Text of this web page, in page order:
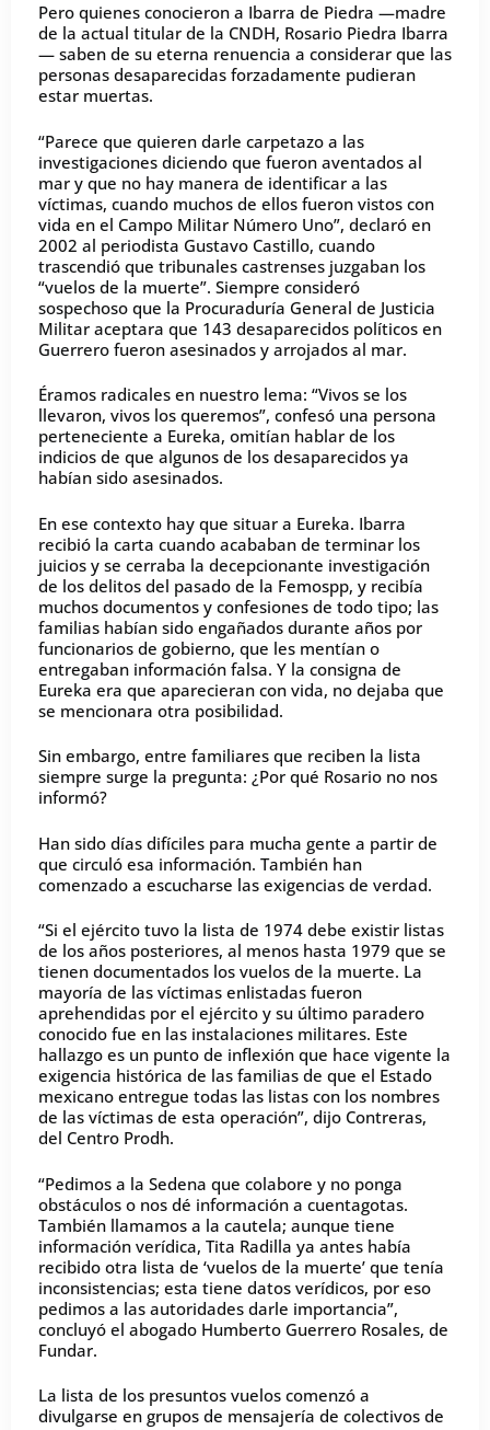
Pero quienes conocieron a Ibarra de Piedra —madre
de la actual titular de la CNDH, Rosario Piedra Ibarra
— saben de su eterna renuencia a considerar que las
personas desaparecidas forzadamente pudieran
estar muertas.
“Parece que quieren darle carpetazo a las
investigaciones diciendo que fueron aventados al
mar y que no hay manera de identificar a las
víctimas, cuando muchos de ellos fueron vistos con
vida en el Campo Militar Número Uno”, declaró en
2002 al periodista Gustavo Castillo, cuando
trascendió que tribunales castrenses juzgaban los
“vuelos de la muerte”. Siempre consideró
sospechoso que la Procuraduría General de Justicia
Militar aceptara que 143 desaparecidos políticos en
Guerrero fueron asesinados y arrojados al mar.
Éramos radicales en nuestro lema: “Vivos se los
llevaron, vivos los queremos”, confesó una persona
perteneciente a Eureka, omitían hablar de los
indicios de que algunos de los desaparecidos ya
habían sido asesinados.
En ese contexto hay que situar a Eureka. Ibarra
recibió la carta cuando acababan de terminar los
juicios y se cerraba la decepcionante investigación
de los delitos del pasado de la Femospp, y recibía
muchos documentos y confesiones de todo tipo; las
familias habían sido engañados durante años por
funcionarios de gobierno, que les mentían o
entregaban información falsa. Y la consigna de
Eureka era que aparecieran con vida, no dejaba que
se mencionara otra posibilidad.
Sin embargo, entre familiares que reciben la lista
siempre surge la pregunta: ¿Por qué Rosario no nos
informó?
Han sido días difíciles para mucha gente a partir de
que circuló esa información. También han
comenzado a escucharse las exigencias de verdad.
“Si el ejército tuvo la lista de 1974 debe existir listas
de los años posteriores, al menos hasta 1979 que se
tienen documentados los vuelos de la muerte. La
mayoría de las víctimas enlistadas fueron
aprehendidas por el ejército y su último paradero
conocido fue en las instalaciones militares. Este
hallazgo es un punto de inflexión que hace vigente la
exigencia histórica de las familias de que el Estado
mexicano entregue todas las listas con los nombres
de las víctimas de esta operación”, dijo Contreras,
del Centro Prodh.
“Pedimos a la Sedena que colabore y no ponga
obstáculos o nos dé información a cuentagotas.
También llamamos a la cautela; aunque tiene
información verídica, Tita Radilla ya antes había
recibido otra lista de ‘vuelos de la muerte’ que tenía
inconsistencias; esta tiene datos verídicos, por eso
pedimos a las autoridades darle importancia”,
concluyó el abogado Humberto Guerrero Rosales, de
Fundar.
La lista de los presuntos vuelos comenzó a
divulgarse en grupos de mensajería de colectivos de